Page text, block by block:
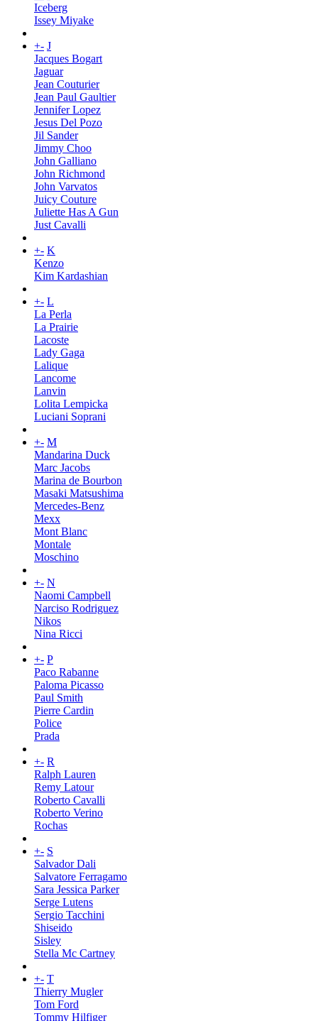
Iceberg
Issey Miyake
+- J
Jacques Bogart
Jaguar
Jean Couturier
Jean Paul Gaultier
Jennifer Lopez
Jesus Del Pozo
Jil Sander
Jimmy Choo
John Galliano
John Richmond
John Varvatos
Juicy Couture
Juliette Has A Gun
Just Cavalli
+- K
Kenzo
Kim Kardashian
+- L
La Perla
La Prairie
Lacoste
Lady Gaga
Lalique
Lancome
Lanvin
Lolita Lempicka
Luciani Soprani
+- M
Mandarina Duck
Marc Jacobs
Marina de Bourbon
Masaki Matsushima
Mercedes-Benz
Mexx
Mont Blanc
Montale
Moschino
+- N
Naomi Campbell
Narciso Rodriguez
Nikos
Nina Ricci
+- P
Paco Rabanne
Paloma Picasso
Paul Smith
Pierre Cardin
Police
Prada
+- R
Ralph Lauren
Remy Latour
Roberto Cavalli
Roberto Verino
Rochas
+- S
Salvador Dali
Salvatore Ferragamo
Sara Jessica Parker
Serge Lutens
Sergio Tacchini
Shiseido
Sisley
Stella Mc Cartney
+- T
Thierry Mugler
Tom Ford
Tommy Hilfiger